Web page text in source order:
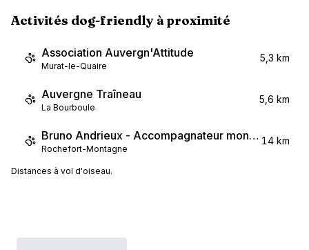
Activités dog-friendly à proximité
Association Auvergn'Attitude
Murat-le-Quaire
5,3 km
Auvergne Traîneau
La Bourboule
5,6 km
Bruno Andrieux - Accompagnateur montagne
Rochefort-Montagne
14 km
Distances à vol d'oiseau.